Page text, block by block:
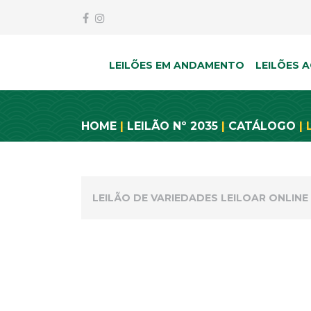
LEILÕES EM ANDAMENTO LEILÕES
HOME | LEILÃO Nº 2035 | CATÁLOGO |
LEILÃO DE VARIEDADES LEILOAR ONLINE